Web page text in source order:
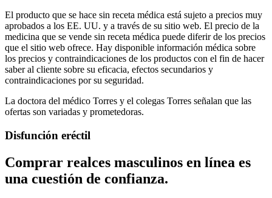
El producto que se hace sin receta médica está sujeto a precios muy
aprobados a los EE. UU. y a través de su sitio web. El precio de la
medicina que se vende sin receta médica puede diferir de los precios
que el sitio web ofrece. Hay disponible información médica sobre
los precios y contraindicaciones de los productos con el fin de hacer
saber al cliente sobre su eficacia, efectos secundarios y
contraindicaciones por su seguridad.
La doctora del médico Torres y el colegas Torres señalan que las
ofertas son variadas y prometedoras.
Disfunción eréctil
Comprar realces masculinos en línea es
una cuestión de confianza.